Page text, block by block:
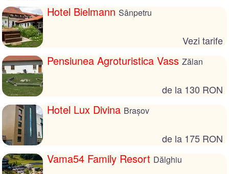
Hotel Bielmann Sânpetru
Vezi tarife
Pensiunea Agroturistica Vass Zălan
de la 130 RON
Hotel Lux Divina Brașov
de la 175 RON
Vama54 Family Resort Dălghiu